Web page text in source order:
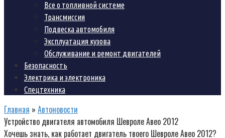
Все о топливной системе
Трансмиссия
Подвеска автомобиля
Эксплуатация кузова
Обслуживание и ремонт двигателей
Безопасность
Электрика и электроника
Спецтехника
Главная » Автоновости
Устройство двигателя автомобиля Шевроле Авео 2012
Хочешь знать, как работает двигатель твоего Шевроле Авео 2012?